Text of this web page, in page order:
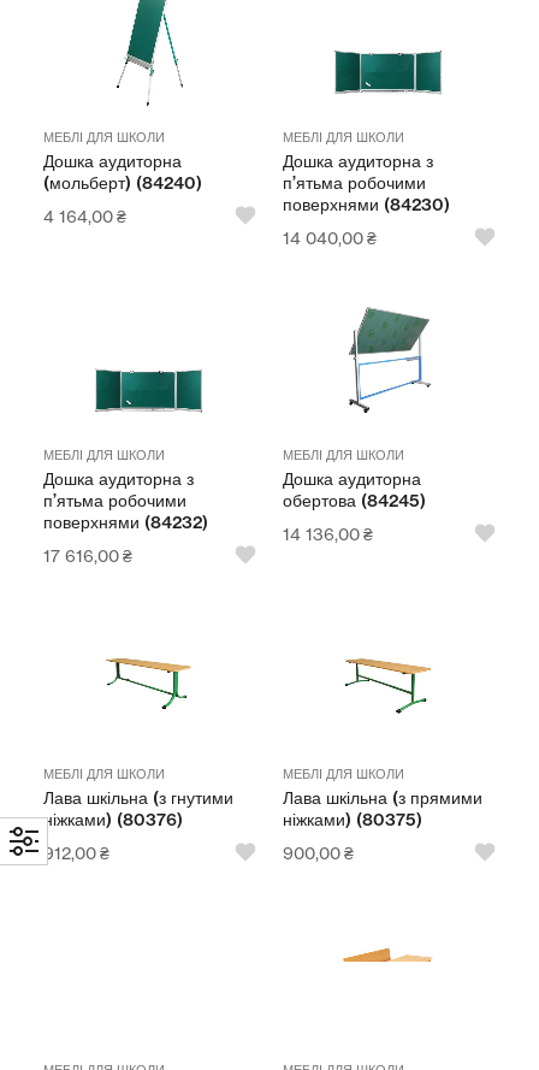
МЕБЛІ ДЛЯ ШКОЛИ
Дошка аудиторна
(мольберт) (84240)
4 164,00₴
МЕБЛІ ДЛЯ ШКОЛИ
Дошка аудиторна з
п’ятьма робочими
поверхнями (84230)
14 040,00₴
МЕБЛІ ДЛЯ ШКОЛИ
Дошка аудиторна з
п’ятьма робочими
поверхнями (84232)
17 616,00₴
МЕБЛІ ДЛЯ ШКОЛИ
Дошка аудиторна
обертова (84245)
14 136,00₴
МЕБЛІ ДЛЯ ШКОЛИ
Лава шкільна (з гнутими
ніжками) (80376)
912,00₴
МЕБЛІ ДЛЯ ШКОЛИ
Лава шкільна (з прямими
ніжками) (80375)
900,00₴